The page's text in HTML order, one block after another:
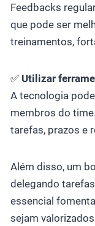
Feedbacks
que pode ser
treinamentos,
✅ Utilizar
A tecnologia
membros do
tarefas, prazos e
Além disso, um
delegando
essencial
sejam